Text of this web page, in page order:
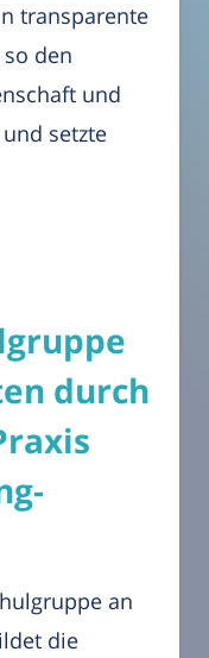
transparente
den
und
setzte
durch
an
die